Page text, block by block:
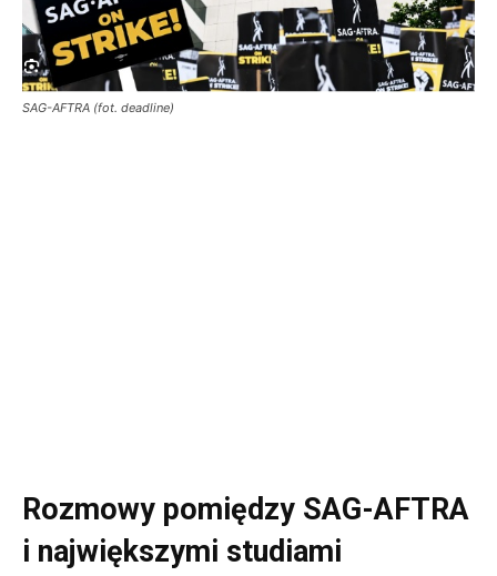
SAG-AFTRA (fot. deadline)
Rozmowy pomiędzy SAG-AFTRA
i największymi studiami